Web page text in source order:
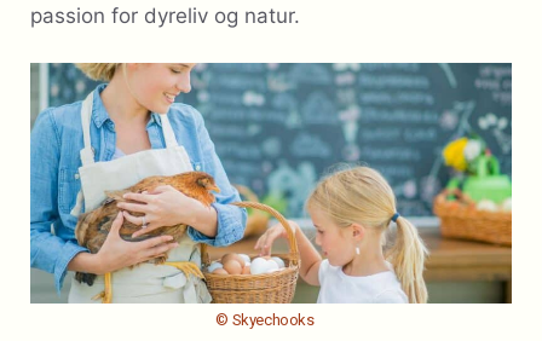
passion for dyreliv og natur.
© Skyechooks